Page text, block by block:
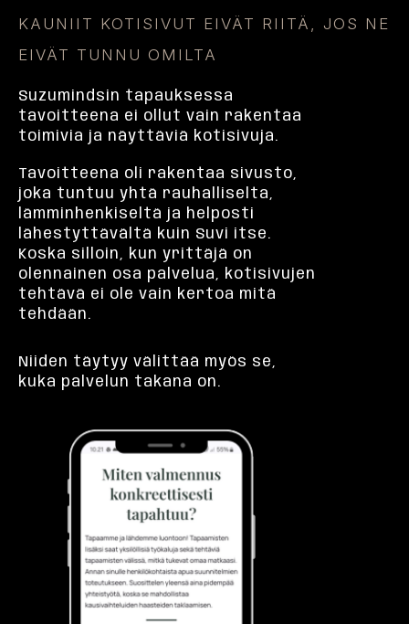
KAUNIIT KOTISIVUT EIVÄT RIITÄ, JOS NE
EIVÄT TUNNU OMILTA
Suzumindsin tapauksessa
tavoitteena ei ollut vain rakentaa
toimivia ja näyttäviä kotisivuja.
Tavoitteena oli rakentaa sivusto,
joka tuntuu yhtä rauhalliselta,
lämminhenkiseltä ja helposti
lähestyttävältä kuin Suvi itse.
Koska silloin, kun yrittäjä on
olennainen osa palvelua, kotisivujen
tehtävä ei ole vain kertoa mitä
tehdään.
Niiden täytyy välittää myös se,
kuka palvelun takana on.